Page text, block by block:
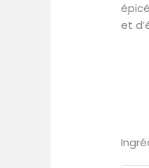
et